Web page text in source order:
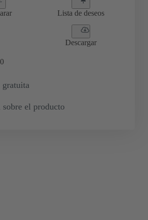
Lista de deseos
Descargar
0
gratuita
sobre el producto